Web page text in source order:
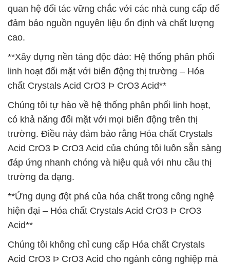
quan hệ đối tác vững chắc với các nhà cung cấp để
đảm bảo nguồn nguyên liệu ổn định và chất lượng
cao.
**Xây dựng nền tảng độc đáo: Hệ thống phân phối
linh hoạt đối mặt với biến động thị trường – Hóa
chất Crystals Acid CrO3 Þ CrO3 Acid**
Chúng tôi tự hào về hệ thống phân phối linh hoạt,
có khả năng đối mặt với mọi biến động trên thị
trường. Điều này đảm bảo rằng Hóa chất Crystals
Acid CrO3 Þ CrO3 Acid của chúng tôi luôn sẵn sàng
đáp ứng nhanh chóng và hiệu quả với nhu cầu thị
trường đa dạng.
**Ứng dụng đột phá của hóa chất trong công nghệ
hiện đại – Hóa chất Crystals Acid CrO3 Þ CrO3
Acid**
Chúng tôi không chỉ cung cấp Hóa chất Crystals
Acid CrO3 Þ CrO3 Acid cho ngành công nghiệp mà